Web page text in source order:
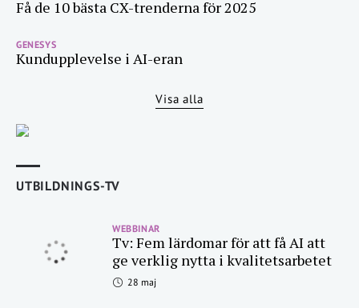
Få de 10 bästa CX-trenderna för 2025
GENESYS
Kundupplevelse i AI-eran
Visa alla
UTBILDNINGS-TV
WEBBINAR
Tv: Fem lärdomar för att få AI att
ge verklig nytta i kvalitetsarbetet
28 maj